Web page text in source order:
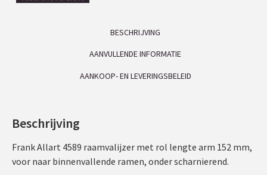
BESCHRIJVING
AANVULLENDE INFORMATIE
AANKOOP- EN LEVERINGSBELEID
Beschrijving
Frank Allart 4589 raamvalijzer met rol lengte arm 152 mm,
voor naar binnenvallende ramen, onder scharnierend.